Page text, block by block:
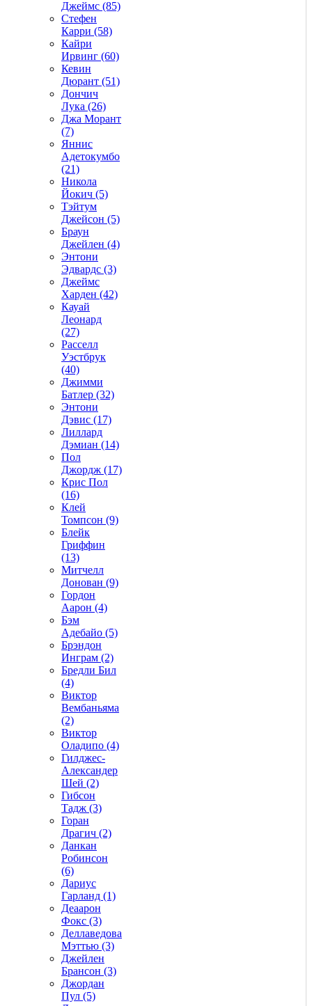
Джеймс (85)
Стефен
Карри (58)
Кайри
Ирвинг (60)
Кевин
Дюрант (51)
Дончич
Лука (26)
Джа Морант
(7)
Яннис
Адетокумбо
(21)
Никола
Йокич (5)
Тэйтум
Джейсон (5)
Браун
Джейлен (4)
Энтони
Эдвардс (3)
Джеймс
Харден (42)
Кауай
Леонард
(27)
Расселл
Уэстбрук
(40)
Джимми
Батлер (32)
Энтони
Дэвис (17)
Лиллард
Дэмиан (14)
Пол
Джордж (17)
Крис Пол
(16)
Клей
Томпсон (9)
Блейк
Гриффин
(13)
Митчелл
Донован (9)
Гордон
Аарон (4)
Бэм
Адебайо (5)
Брэндон
Инграм (2)
Бредли Бил
(4)
Виктор
Вембаньяма
(2)
Виктор
Оладипо (4)
Гилджес-
Александер
Шей (2)
Гибсон
Тадж (3)
Горан
Драгич (2)
Данкан
Робинсон
(6)
Дариус
Гарланд (1)
Деаарон
Фокс (3)
Деллаведова
Мэттью (3)
Джейлен
Брансон (3)
Джордан
Пул (5)